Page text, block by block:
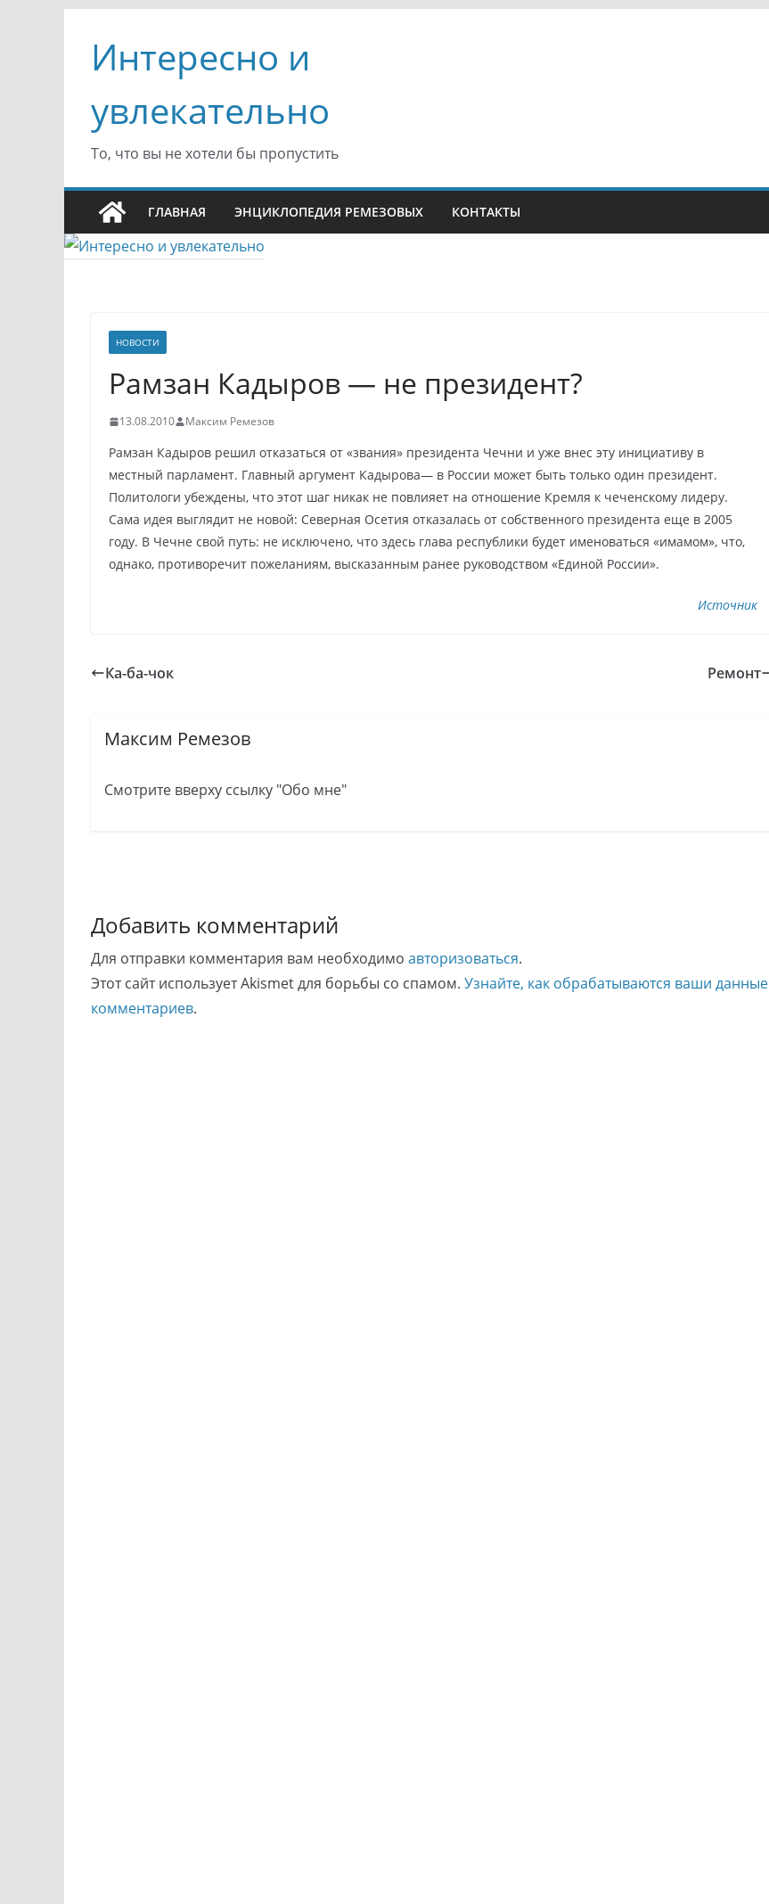
содержимому
Интересно и
увлекательно
То, что вы не хотели бы пропустить
ГЛАВНАЯ ЭНЦИКЛОПЕДИЯ РЕМЕЗОВЫХ КОНТАКТЫ
НОВОСТИ
Рамзан Кадыров — не президент?
13.08.2010 Максим Ремезов
Рамзан Кадыров решил отказаться от «звания» президента Чечни и уже внес эту инициативу в
местный парламент. Главный аргумент Кадырова— в России может быть только один президент.
Политологи убеждены, что этот шаг никак не повлияет на отношение Кремля к чеченскому лидеру.
Сама идея выглядит не новой: Северная Осетия отказалась от собственного президента еще в 2005
году. В Чечне свой путь: не исключено, что здесь глава республики будет именоваться «имамом», что,
однако, противоречит пожеланиям, высказанным ранее руководством «Единой России».
Источник
Ка-ба-чок Ремонт
Максим Ремезов
Смотрите вверху ссылку "Обо мне"
Добавить комментарий
Для отправки комментария вам необходимо авторизоваться.
Этот сайт использует Akismet для борьбы со спамом. Узнайте, как обрабатываются ваши данные
комментариев.